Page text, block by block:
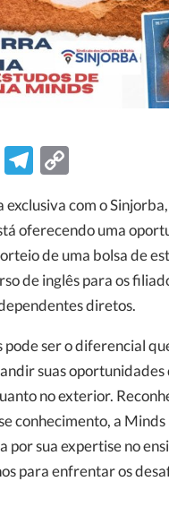
TwitterTelegram
exclusiva com o
oferecendo uma
de uma bolsa de
de inglês para os
diretos.
pode ser o diferencial
suas
no exterior.
conhecimento, a Minds
por sua expertise no
para enfrentar os